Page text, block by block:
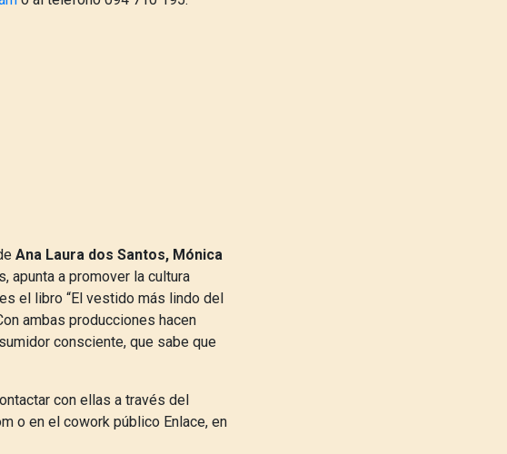
Ana Laura dos Santos, Mónica
apunta a promover la cultura
el libro “El vestido más lindo del
ambas producciones hacen
consciente, que sabe que
con ellas a través del
o en el cowork público Enlace, en